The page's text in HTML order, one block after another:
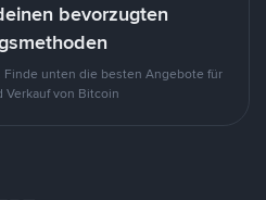
bevorzugten
Finde unten die besten Angebote für
Verkauf von Bitcoin